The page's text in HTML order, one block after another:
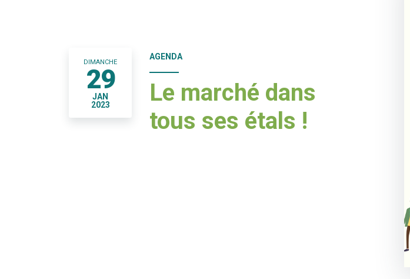
DIMANCHE
29
JAN
2023
AGENDA
Le marché dans
tous ses étals !